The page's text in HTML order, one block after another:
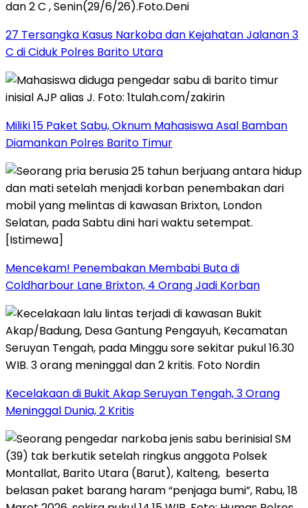
27 Tersangka Kasus Narkoba dan Kejahatan Jalanan 3
C di Ciduk Polres Barito Utara
Miliki 15 Paket Sabu, Oknum Mahasiswa Asal Bamban
Diamankan Polres Barito Timur
Mencekam! Penembakan Membabi Buta di
Coldharbour Lane Brixton, 4 Orang Jadi Korban
Kecelakaan di Bukit Akap Seruyan Tengah, 3 Orang
Meninggal Dunia, 2 Kritis